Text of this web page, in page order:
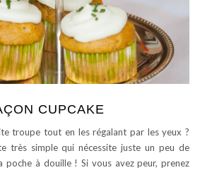
CUPCAKE
troupe tout en les régalant par les yeux ?
très simple qui nécessite juste un peu de
à douille ! Si vous avez peur, prenez